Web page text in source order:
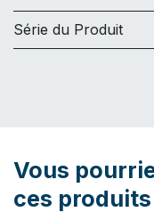
Série du Produit
Vous
ces produits